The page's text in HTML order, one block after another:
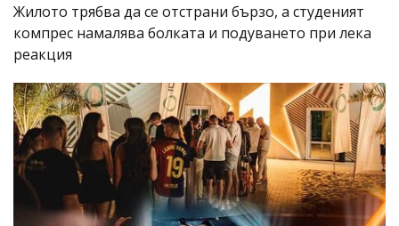
Жилото трябва да се отстрани бързо, а студеният
компрес намалява болката и подуването при лека
реакция